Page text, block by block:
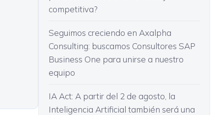
competitiva?
Seguimos creciendo en Axalpha
Consulting: buscamos Consultores SAP
Business One para unirse a nuestro
equipo
IA Act: A partir del 2 de agosto, la
Inteligencia Artificial también será una